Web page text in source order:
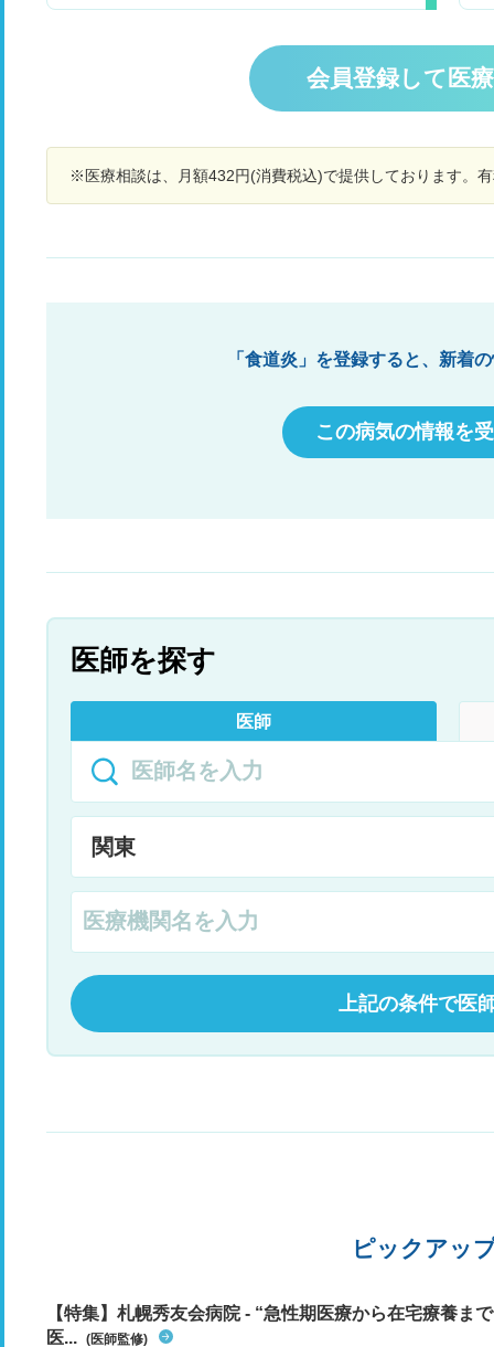
てアドバイス頂きたいです。 よろしくお願い申し
会員登録して医
※医療相談は、月額432円(消費税込)で提供しております。
「食道炎」を登録すると、新着
この病気の情報を
医師を探す
医師
上記の条件で医
ピックアッ
【特集】札幌秀友会病院 - “急性期医療から在宅療養ま
医... (医師監修)